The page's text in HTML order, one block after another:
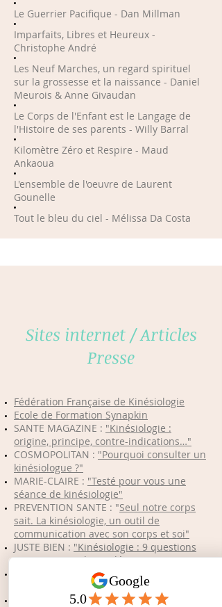
Le Guerrier Pacifique - Dan Millman
Imparfaits, Libres et Heureux -
Christophe André
Les Neuf Marches, un regard spirituel
sur la grossesse et la naissance - Daniel
Meurois & Anne Givaudan
Le Corps de l'Enfant est le Langage de
l'Histoire de ses parents - Willy Barral
Kilomètre Zéro et Respire - Maud
Ankaoua
L'ensemble de l'oeuvre de Laurent
Gounelle
Tout le bleu du ciel - Mélissa Da Costa
Sites internet / Articles
Presse
Fédération Française de Kinésiologie
Ecole de Formation Synapkin
SANTE MAGAZINE : "Kinésiologie :
origine, principe, contre-indications…"
COSMOPOLITAN : "Pourquoi consulter un
kinésiologue ?"
MARIE-CLAIRE : "Testé pour vous une
séance de kinésiologie"
PREVENTION SANTE : "Seul notre corps
sait. La kinésiologie, un outil de
communication avec son corps et soi"
JUSTE BIEN : "Kinésiologie : 9 questions
pour comprendre et découvrir"
ANNUAIRE THERAPEUTE :
"Kinésiologie :
L’art d’interroger le corps"
L’EXPRESS.FR :"Quand le corps exprime